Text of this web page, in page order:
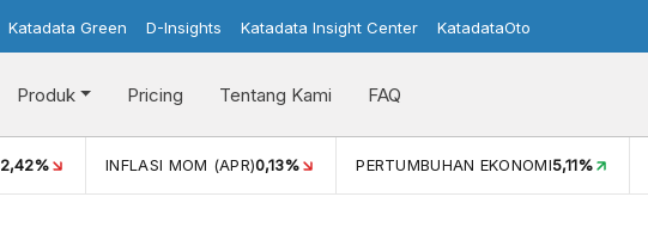
Katadata Green D-Insights Katadata Insight Center KatadataOto
Produk Pricing Tentang Kami FAQ
2,42% INFLASI MOM (APR)0,13% PERTUMBUHAN EKONOMI5,11%